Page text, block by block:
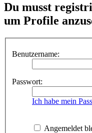
Du musst
um Profile
Benutzername:
Passwort:
Ich habe mein
Angemeldet